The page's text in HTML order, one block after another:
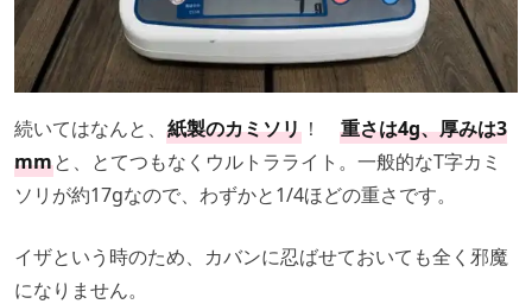
続いてはなんと、 紙製のカミソリ ！ 重さは4g、厚みは3
mmと、とてつもなくウルトラライト。一般的なT字カミ
ソリが約17gなので、わずかと1/4ほどの重さです。
イザという時のため、カバンに忍ばせておいても全く邪魔
になりません。